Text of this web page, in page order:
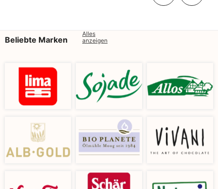
Beliebte Marken
Alles
anzeigen